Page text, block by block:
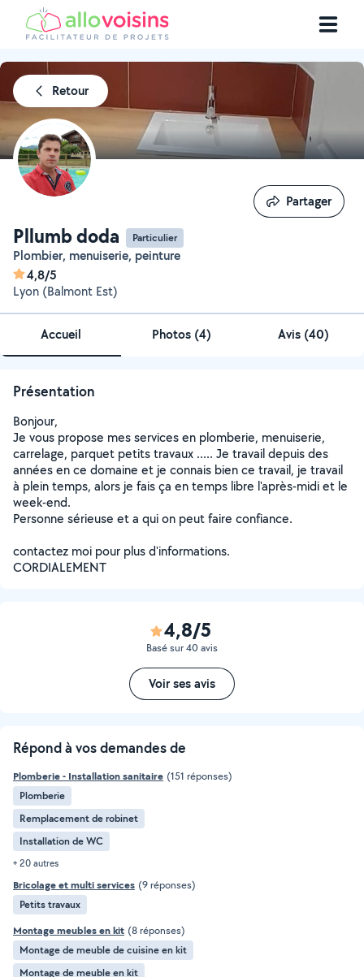
Retour
Pllumb doda Particulier
Plombier, menuiserie, peinture
4,8/5
Lyon (Balmont Est)
Partager
Partager
Accueil Photos (4) Avis (40)
Présentation
Bonjour,
Je vous propose mes services en plomberie, menuiserie,
carrelage, parquet petits travaux ..... Je travail depuis des
années en ce domaine et je connais bien ce travail, je travail
à plein temps, alors je fais ça en temps libre l'après-midi et le
week-end.
Personne sérieuse et a qui on peut faire confiance.
contactez moi pour plus d'informations.
CORDIALEMENT
4,8/5
Basé sur 40 avis
Voir ses avis
Répond à vos demandes de
Plomberie - Installation sanitaire (151 réponses)
Plomberie
Remplacement de robinet
Installation de WC
+ 20 autres
Bricolage et multi services (9 réponses)
Petits travaux
Montage meubles en kit (8 réponses)
Montage de meuble de cuisine en kit
Montage de meuble en kit